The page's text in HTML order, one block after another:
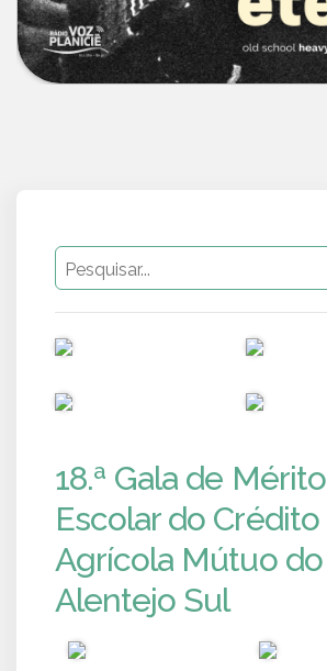
18.ª Gala de Mérito
Escolar do Crédito
Agrícola Mútuo do
Alentejo Sul